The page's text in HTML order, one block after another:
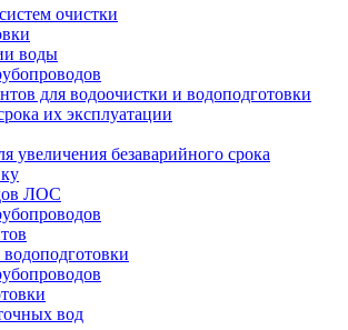
очистки
воды
для водоочистки и водоподготовки
их эксплуатации
увеличения безаварийного срока
ЛОС
вод